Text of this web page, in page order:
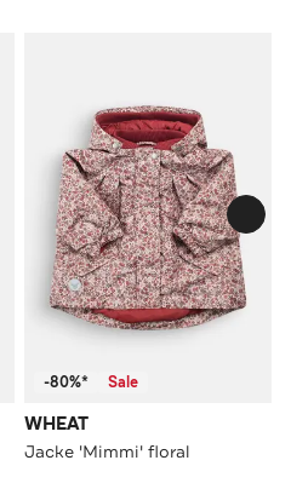
-80%* Sale
WHEAT
Jacke 'Mimmi' floral